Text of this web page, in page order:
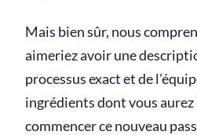
Mais bien sûr, nous
aimeriez avoir une
processus exact et de
ingrédients dont vous
commencer ce nouveau